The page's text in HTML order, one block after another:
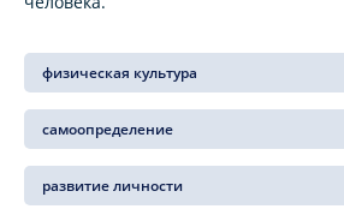
физическая культура
самоопределение
развитие личности